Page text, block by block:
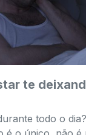
te
todo o